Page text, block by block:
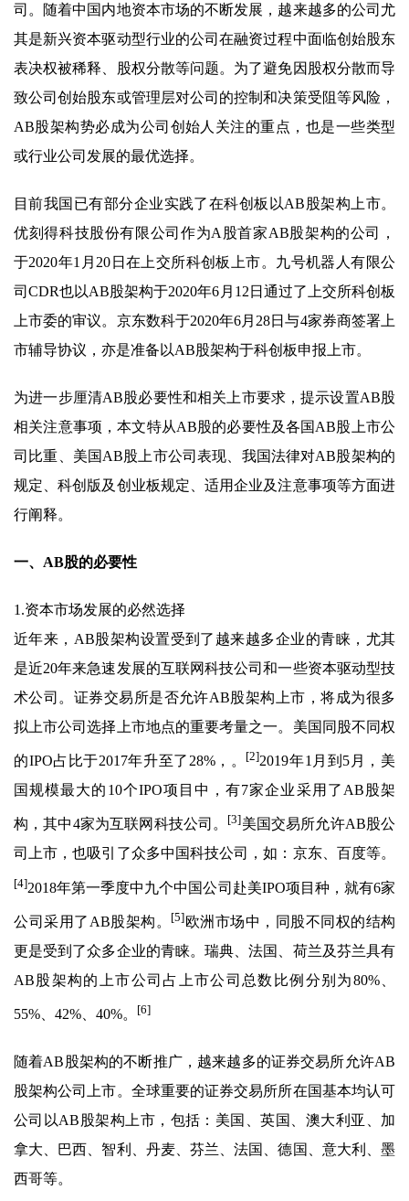
司。随着中国内地资本市场的不断发展，越来越多的公司尤
其是新兴资本驱动型行业的公司在融资过程中面临创始股东
表决权被稀释、股权分散等问题。为了避免因股权分散而导
致公司创始股东或管理层对公司的控制和决策受阻等风险，
AB股架构势必成为公司创始人关注的重点，也是一些类型
或行业公司发展的最优选择。
目前我国已有部分企业实践了在科创板以AB股架构上市。
优刻得科技股份有限公司作为A股首家AB股架构的公司，
于2020年1月20日在上交所科创板上市。九号机器人有限公
司CDR也以AB股架构于2020年6月12日通过了上交所科创板
上市委的审议。京东数科于2020年6月28日与4家券商签署上
市辅导协议，亦是准备以AB股架构于科创板申报上市。
为进一步厘清AB股必要性和相关上市要求，提示设置AB股
相关注意事项，本文特从AB股的必要性及各国AB股上市公
司比重、美国AB股上市公司表现、我国法律对AB股架构的
规定、科创版及创业板规定、适用企业及注意事项等方面进
行阐释。
一、AB股的必要性
1.资本市场发展的必然选择
近年来，AB股架构设置受到了越来越多企业的青睐，尤其
是近20年来急速发展的互联网科技公司和一些资本驱动型技
术公司。证券交易所是否允许AB股架构上市，将成为很多
拟上市公司选择上市地点的重要考量之一。美国同股不同权
的IPO占比于2017年升至了28%，。 [2]2019年1月到5月，美
国规模最大的10个IPO项目中，有7家企业采用了AB股架
构，其中4家为互联网科技公司。 [3]美国交易所允许AB股公
司上市，也吸引了众多中国科技公司，如：京东、百度等。
[4]2018年第一季度中九个中国公司赴美IPO项目种，就有6家
公司采用了AB股架构。 [5]欧洲市场中，同股不同权的结构
更是受到了众多企业的青睐。瑞典、法国、荷兰及芬兰具有
AB股架构的上市公司占上市公司总数比例分别为80%、
55%、42%、40%。 [6]
随着AB股架构的不断推广，越来越多的证券交易所允许AB
股架构公司上市。全球重要的证券交易所所在国基本均认可
公司以AB股架构上市，包括：美国、英国、澳大利亚、加
拿大、巴西、智利、丹麦、芬兰、法国、德国、意大利、墨
西哥等。